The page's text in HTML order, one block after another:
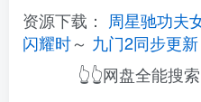
资源下载： 周星驰功夫
闪耀时～ 九门2同步更新
👆👆网盘全能搜